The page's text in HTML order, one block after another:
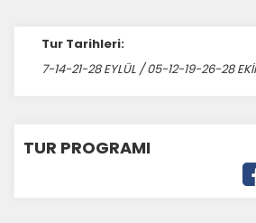
Tur Tarihleri:
7-14-21-28 EYLÜL / 05-12-19-26-28
TUR PROGRAMI